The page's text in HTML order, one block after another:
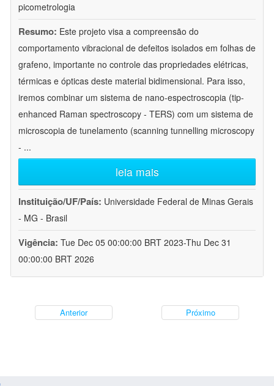
picometrologia
Resumo: Este projeto visa a compreensão do
comportamento vibracional de defeitos isolados em folhas de
grafeno, importante no controle das propriedades elétricas,
térmicas e ópticas deste material bidimensional. Para isso,
iremos combinar um sistema de nano-espectroscopia (tip-
enhanced Raman spectroscopy - TERS) com um sistema de
microscopia de tunelamento (scanning tunnelling microscopy
- ...
leia mais
Instituição/UF/País: Universidade Federal de Minas Gerais
- MG - Brasil
Vigência: Tue Dec 05 00:00:00 BRT 2023-Thu Dec 31
00:00:00 BRT 2026
Anterior Próximo